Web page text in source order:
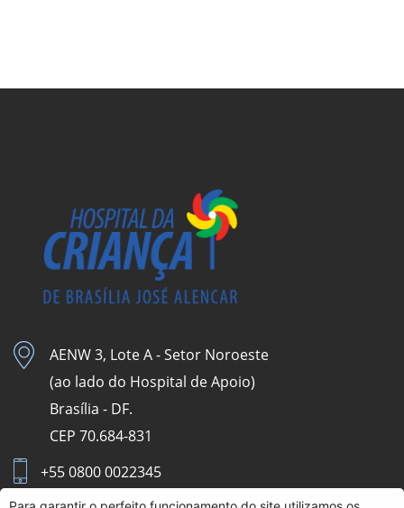
AENW 3, Lote A - Setor Noroeste
(ao lado do Hospital de Apoio)
Brasília - DF.
CEP 70.684-831
+55 0800 0022345